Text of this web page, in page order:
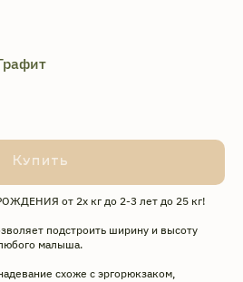
Купить
от 2х кг до 2-3 лет до 25 кг!
подстроить ширину и высоту
малыша.
схоже с эргорюкзаком,